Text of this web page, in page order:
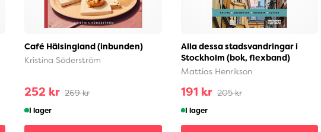
Café Hälsingland (inbunden)
Kristina Söderström
252 kr 269 kr
I lager
Alla dessa stadsvandringar i
Stockholm (bok, flexband)
Mattias Henrikson
191 kr 205 kr
I lager